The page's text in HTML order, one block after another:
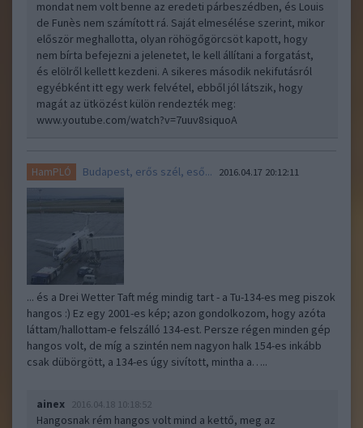
mondat nem volt benne az eredeti párbeszédben, és Louis
de Funès nem számított rá. Saját elmesélése szerint, mikor
először meghallotta, olyan röhögőgörcsöt kapott, hogy
nem bírta befejezni a jelenetet, le kell állítani a forgatást,
és elölről kellett kezdeni. A sikeres második nekifutásról
egyébként itt egy werk felvétel, ebből jól látszik, hogy
magát az ütközést külön rendezték meg:
www.youtube.com/watch?v=7uuv8siquoA
HamPLÓ Budapest, erős szél, eső... 2016.04.17 20:12:11
... és a Drei Wetter Taft még mindig tart - a Tu-134-es meg piszok
hangos :) Ez egy 2001-es kép; azon gondolkozom, hogy azóta
láttam/hallottam-e felszálló 134-est. Persze régen minden gép
hangos volt, de míg a szintén nem nagyon halk 154-es inkább
csak dübörgött, a 134-es úgy sivított, mintha a…..
ainex 2016.04.18 10:18:52
Hangosnak rém hangos volt mind a kettő, meg az